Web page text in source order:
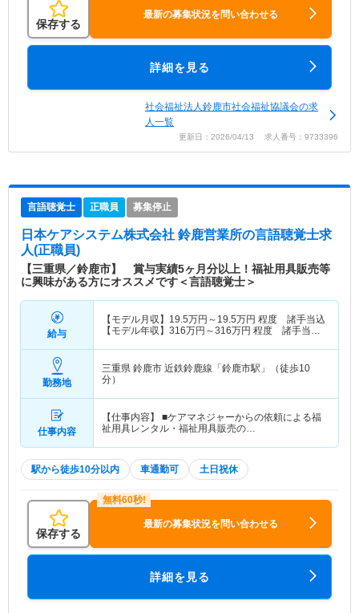
保存する
最新の募集状況を問い合わせる
詳細を見る
社会福祉法人鈴鹿市社会福祉協議会の求
人一覧
更新日：2026/04/13 求人番号：9733396
言語聴覚士 正職員 募集停止
日本ケアシステム株式会社 鈴鹿営業所の言語聴覚士求
人(正職員)
【三重県／鈴鹿市】 賞与実績5ヶ月分以上！福祉用具販売等
に興味がある方にオススメです＜言語聴覚士＞
給与
【モデル月収】 19.5万円～ 19.5万円 程度 諸手当込
【モデル年収】 316万円～316万円 程度 諸手当・
勤務地
三重県 鈴鹿市 近鉄鈴鹿線「鈴鹿市駅」（徒歩10
分）
仕事内容
【仕事内容】 ■ケアマネジャーからの依頼による福
祉用具レンタル・福祉用具販売の…
駅から徒歩10分以内 車通勤可 土日祝休
保存する
最新の募集状況を問い合わせる
詳細を見る